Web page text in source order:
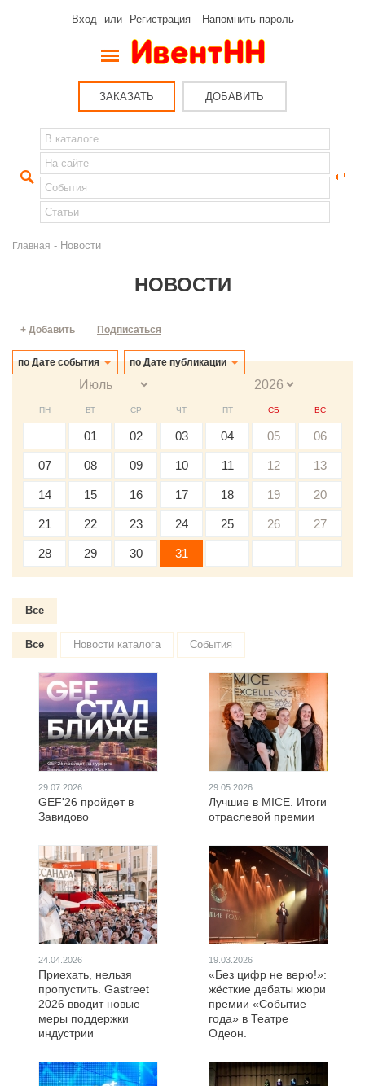
Вход или Регистрация Напомнить пароль
ЗАКАЗАТЬ ДОБАВИТЬ
Главная - Новости
НОВОСТИ
по Дате события по Дате публикации
+ Добавить Подписаться
ПН ВТ СР ЧТ ПТ СБ ВС
01 02 03 04 05 06
07 08 09 10 11 12 13
14 15 16 17 18 19 20
21 22 23 24 25 26 27
28 29 30 31
Все
Все Новости каталога События
29.07.2026
GEF'26 пройдет в
Завидово
29.05.2026
Лучшие в MICE. Итоги
отраслевой премии
24.04.2026
Приехать, нельзя
пропустить. Gastreet
2026 вводит новые
меры поддержки
индустрии
19.03.2026
«Без цифр не верю!»:
жёсткие дебаты жюри
премии «Событие
года» в Театре
Одеон.